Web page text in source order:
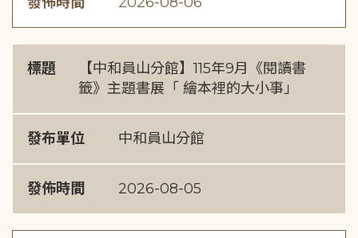
標題
【中和員山分館】115年9月《閱讀書
籤》主題書展「 繪本裡的大小事」
發布單位 中和員山分館
發佈時間 2026-08-05